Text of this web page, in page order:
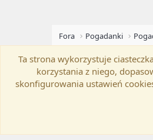
Fora Pogadanki
Flat Awesome +
Ta strona wykorzystuje
korzystania z niego,
skonfigurowania ustawień